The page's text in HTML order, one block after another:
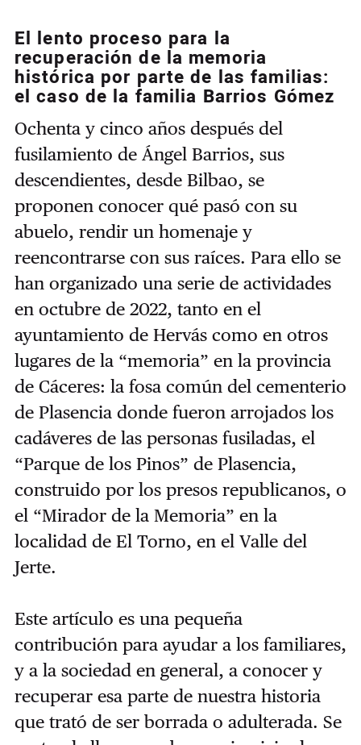
El lento proceso para la
recuperación de la memoria
histórica por parte de las familias:
el caso de la familia Barrios Gómez
Ochenta y cinco años después del
fusilamiento de Ángel Barrios, sus
descendientes, desde Bilbao, se
proponen conocer qué pasó con su
abuelo, rendir un homenaje y
reencontrarse con sus raíces. Para ello se
han organizado una serie de actividades
en octubre de 2022, tanto en el
ayuntamiento de Hervás como en otros
lugares de la “memoria” en la provincia
de Cáceres: la fosa común del cementerio
de Plasencia donde fueron arrojados los
cadáveres de las personas fusiladas, el
“Parque de los Pinos” de Plasencia,
construido por los presos republicanos, o
el “Mirador de la Memoria” en la
localidad de El Torno, en el Valle del
Jerte.
Este artículo es una pequeña
contribución para ayudar a los familiares,
y a la sociedad en general, a conocer y
recuperar esa parte de nuestra historia
que trató de ser borrada o adulterada. Se